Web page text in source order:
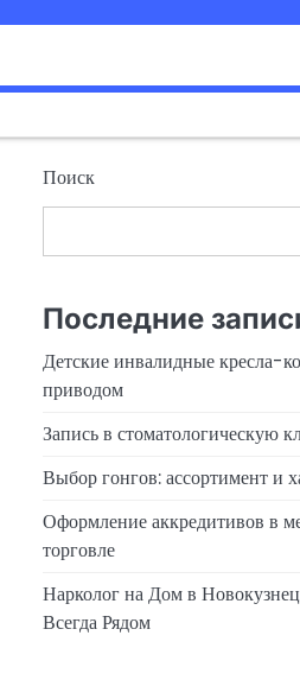
Поиск
Последние
Детские инвалидные кресла-
приводом
Запись в стоматологическую
Выбор гонгов: ассортимент и
Оформление аккредитивов в
торговле
Нарколог на Дом в
Всегда Рядом